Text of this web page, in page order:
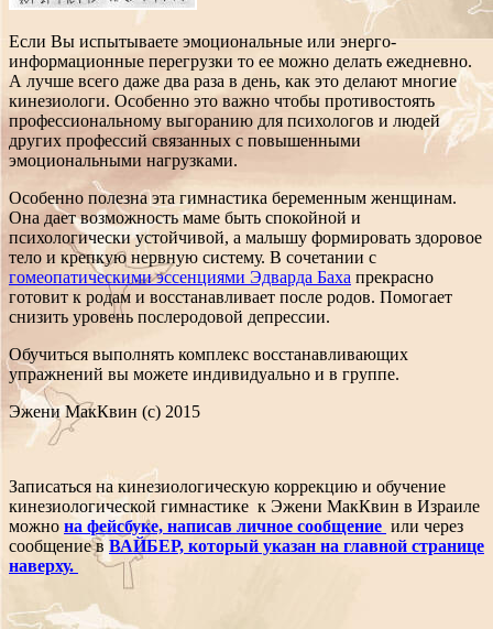
Если Вы испытываете эмоциональные или энерго-
информационные перегрузки то ее можно делать ежедневно.
А лучше всего даже два раза в день, как это делают многие
кинезиологи. Особенно это важно чтобы противостоять
профессиональному выгоранию для психологов и людей
других профессий связанных с повышенными
эмоциональными нагрузками.
Особенно полезна эта гимнастика беременным женщинам.
Она дает возможность маме быть спокойной и
психологически устойчивой, а малышу формировать здоровое
тело и крепкую нервную систему. В сочетании с
гомеопатическими эссенциями Эдварда Баха прекрасно
готовит к родам и восстанавливает после родов. Помогает
снизить уровень послеродовой депрессии.
Обучиться выполнять комплекс восстанавливающих
упражнений вы можете индивидуально и в группе.
Эжени МакКвин (с) 2015
Записаться на кинезиологическую коррекцию и обучение
кинезиологической гимнастике к Эжени МакКвин в Израиле
можно на фейсбуке, написав личное сообщение или через
сообщение вВАЙБЕР, который указан на главной странице
наверху.